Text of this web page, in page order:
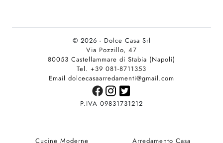
© 2026 - Dolce Casa Srl
Via Pozzillo, 47
80053 Castellammare di Stabia (Napoli)
Tel. +39 081-8711353
Email dolcecasaarredamenti@gmail.com
P.IVA 09831731212
Cucine Moderne Arredamento Casa